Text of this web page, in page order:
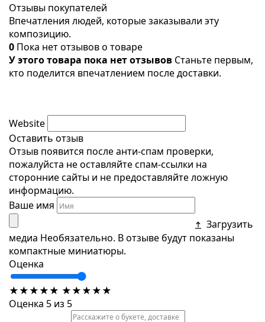
Отзывы покупателей
Впечатления людей, которые заказывали эту
композицию.
0 Пока нет отзывов о товаре
У этого товара пока нет отзывов Станьте первым,
кто поделится впечатлением после доставки.
Website
Оставить отзыв
Отзыв появится после анти-спам проверки,
пожалуйста не оставляйте спам-ссылки на
сторонние сайты и не предоставляйте ложную
информацию.
Ваше имя
Загрузить
медиа Необязательно. В отзыве будут показаны
компактные миниатюры.
Оценка
★★★★★ ★★★★★
Оценка 5 из 5